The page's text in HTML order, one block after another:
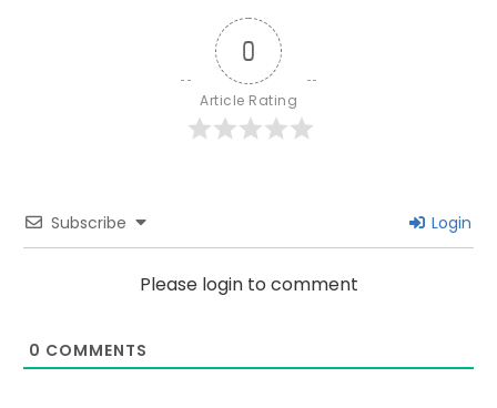
0
Article Rating
Subscribe Login
Please login to comment
0 COMMENTS